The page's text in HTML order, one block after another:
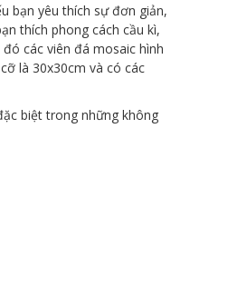
bạn yêu thích sự đơn giản,
thích phong cách cầu kì,
các viên đá mosaic hình
là 30x30cm và có các
biệt trong những không